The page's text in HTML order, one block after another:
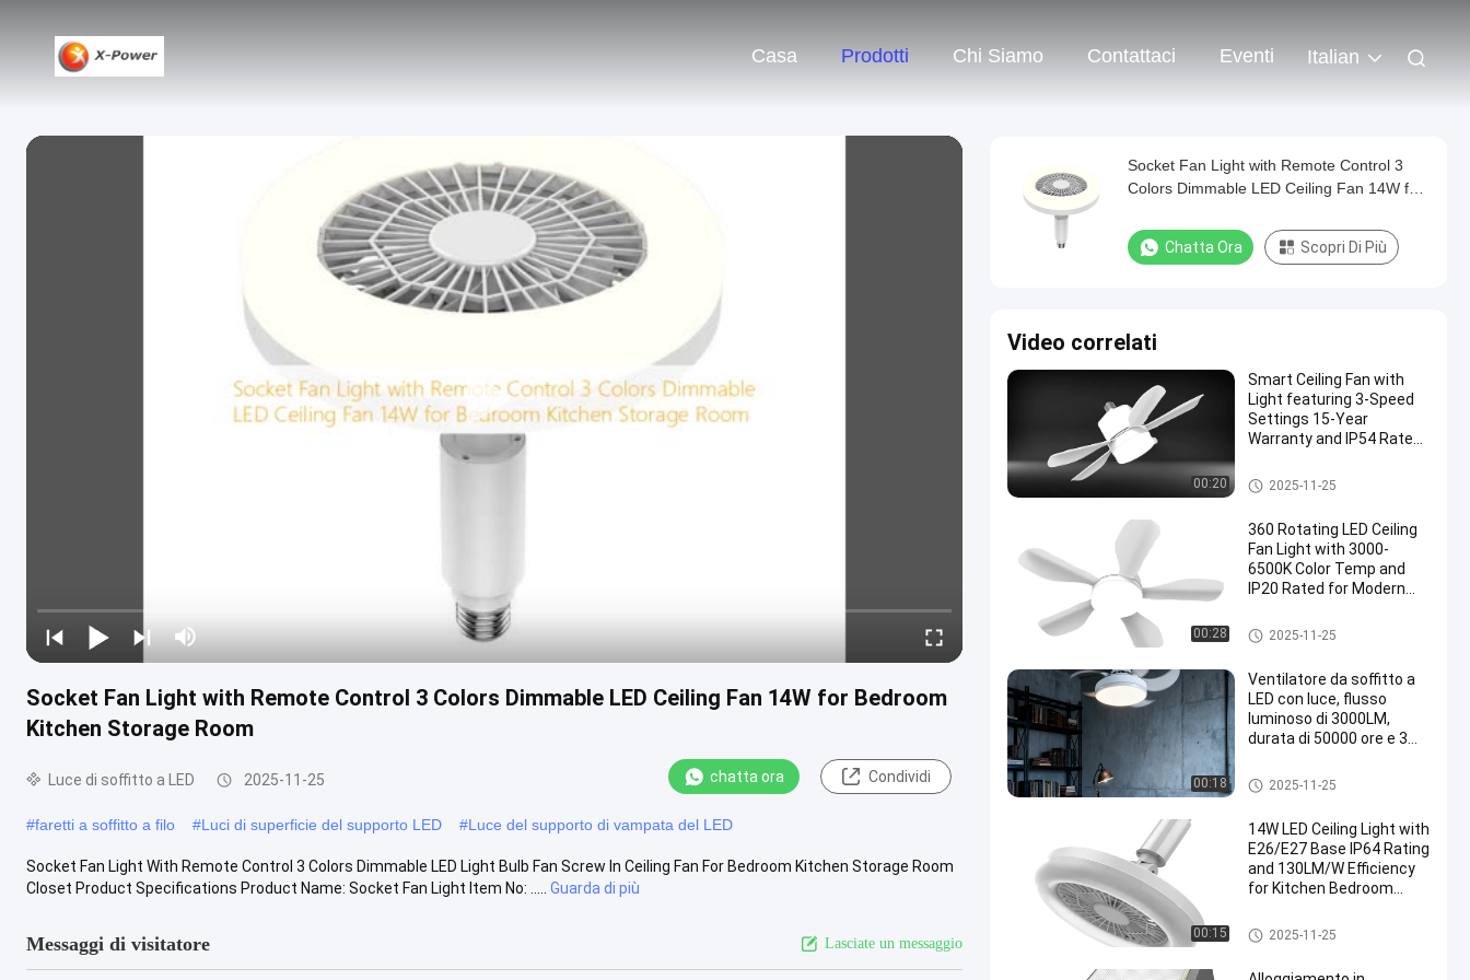
Casa Prodotti Chi Siamo Contattaci Eventi Italian
Socket Fan Light with Remote Control 3 Colors Dimmable LED Ceiling Fan 14W for Bedroom
Kitchen Storage Room
Luce di soffitto a LED 2025-11-25 chatta ora Condividi
#faretti a soffitto a filo #Luci di superficie del supporto LED #Luce del supporto di vampata del LED
Socket Fan Light With Remote Control 3 Colors Dimmable LED Light Bulb Fan Screw In Ceiling Fan For Bedroom Kitchen Storage Room
Closet Product Specifications Product Name: Socket Fan Light Item No: .....
Guarda di più
Messaggi di visitatore Lasciate un messaggio
Socket Fan Light with Remote Control 3
Colors Dimmable LED Ceiling Fan 14W for
Chatta Ora Scopri Di Più
Video correlati
00:20
Smart Ceiling Fan with
Light featuring 3-Speed
Settings 15-Year
Warranty and IP54 Rated
Room
Luce di soffitto a LED
2025-11-25
00:28
360 Rotating LED Ceiling
Fan Light with 3000-
6500K Color Temp and
IP20 Rated for Modern
Luce di soffitto a LED
2025-11-25
00:18
Ventilatore da soffitto a
LED con luce, flusso
luminoso di 3000LM,
durata di 50000 ore e 3
camera da letto,
soggiorno, cucina
Luce di soffitto a LED
2025-11-25
00:15
14W LED Ceiling Light with
E26/E27 Base IP64 Rating
and 130LM/W Efficiency
for Kitchen Bedroom
Luce di soffitto a LED
2025-11-25